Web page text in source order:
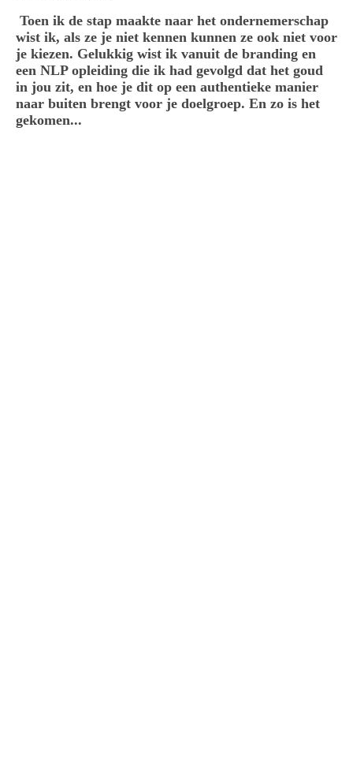
Toen ik de stap maakte naar het ondernemerschap
wist ik, als ze je niet kennen kunnen ze ook niet voor
je kiezen. Gelukkig wist ik vanuit de branding en
een NLP opleiding die ik had gevolgd dat het goud
in jou zit, en hoe je dit op een authentieke manier
naar buiten brengt voor je doelgroep. En zo is het
gekomen...